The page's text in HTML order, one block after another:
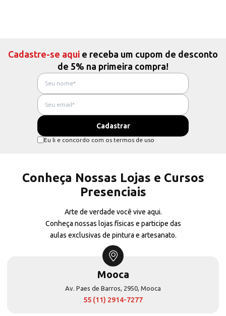
Cadastre-se aqui e receba um cupom de desconto
de 5% na primeira compra!
Eu li e concordo com os termos de uso
Conheça Nossas Lojas e Cursos
Presenciais
Arte de verdade você vive aqui.
Conheça nossas lojas físicas e participe das
aulas exclusivas de pintura e artesanato.
Mooca
Av. Paes de Barros, 2950, Mooca
55 (11) 2914-7277